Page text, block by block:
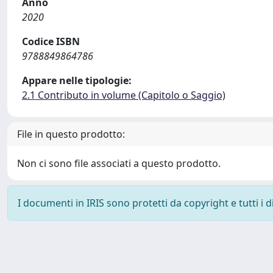
2020
Codice ISBN
9788849864786
Appare nelle tipologie:
2.1 Contributo in volume (Capitolo o Saggio)
File in questo prodotto:
Non ci sono file associati a questo prodotto.
I documenti in IRIS sono protetti da copyright e tutti i